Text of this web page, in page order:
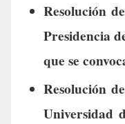
Resolución
Presidencia
que se
Resolución
Universidad